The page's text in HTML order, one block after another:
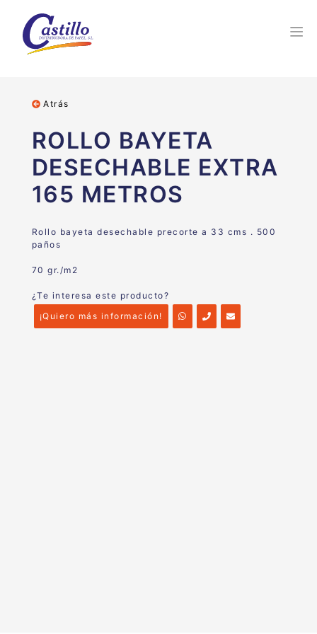
Atrás
ROLLO BAYETA
DESECHABLE EXTRA
165 METROS
Rollo bayeta desechable precorte a 33 cms . 500
paños
70 gr./m2
¿Te interesa este producto?
¡Quiero más información!